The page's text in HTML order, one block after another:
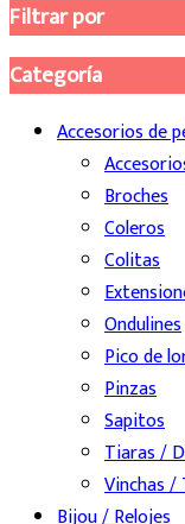
Filtrar por
Categoría
Accesorios de
Broches
Coleros
Colitas
Ondulines
Pico de
Pinzas
Sapitos
Tiaras /
Vinchas /
Bijou / Relojes